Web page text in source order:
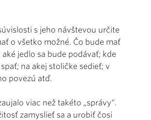
s jeho návštevou určite
o všetko možné. Čo bude mať
aké jedlo sa bude podávať; kde
na akej stoličke sedieť; v
povezú atď.
viac než takéto „správy“.
zamyslieť sa a urobiť čosi